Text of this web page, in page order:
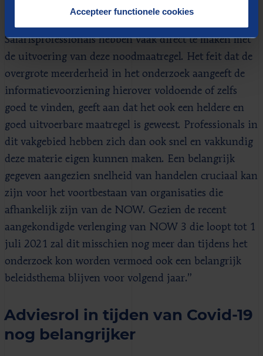
Accepteer functionele cookies
NOW is door de overheid snel ingevoerd om de
Salarisprofessionals hebben vaak direct te maken met
de uitvoering van deze noodmaatregel. Het feit dat de
overgrote meerderheid in het onderzoek aangeeft de
informatievoorziening hierover voldoende of zelfs
goed te vinden, geeft aan dat het ook een heldere en
goed uitvoerbare maatregel is geweest. Professionals in
dit vakgebied hebben zich dan ook snel en vakkundig
deze materie eigen kunnen maken. Een belangrijk
gegeven aangezien snelheid van handelen cruciaal kan
zijn voor het voortbestaan van organisaties die
afhankelijk zijn van de NOW. Gezien de recent
aangekondigde verlenging van NOW 3 die loopt tot 1
juli 2021 zal dit misschien nog meer dan tijdens het
onderzoek kon worden vermoed ook een belangrijk
beleidsthema blijven voor volgend jaar.”
Adviesrol in tijden van Covid-19
nog belangrijker